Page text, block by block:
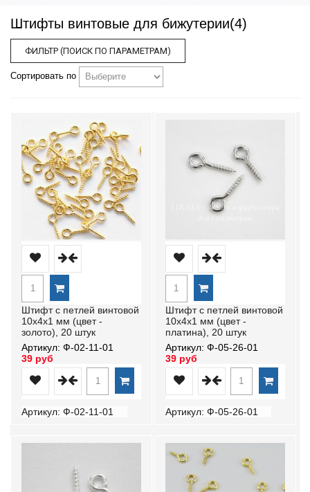
Штифты винтовые для бижутерии(4)
ФИЛЬТР (ПОИСК ПО ПАРАМЕТРАМ)
Сортировать по
Штифт с петлей винтовой
10х4х1 мм (цвет -
золото), 20 штук
Артикул: Ф-02-11-01
39 руб
Артикул: Ф-02-11-01
Штифт с петлей винтовой
10х4х1 мм (цвет -
платина), 20 штук
Артикул: Ф-05-26-01
39 руб
Артикул: Ф-05-26-01